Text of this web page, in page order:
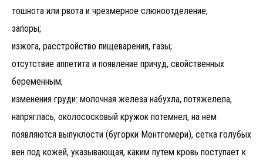
тошнота или рвота и чрезмерное слюноотделение;
запоры;
изжога, расстройство пищеварения, газы;
отсутствие аппетита и появление причуд, свойственных
беременным;
изменения груди: молочная железа набухла, потяжелела,
напряглась, околососковый кружок потемнел, на нем
появляются выпуклости (бугорки Монтгомери), сетка голубых
вен под кожей, указывающая, каким путем кровь поступает к